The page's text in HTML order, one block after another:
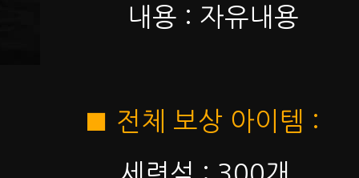
내용 : 자유내용
■ 전체 보상 아이템 :